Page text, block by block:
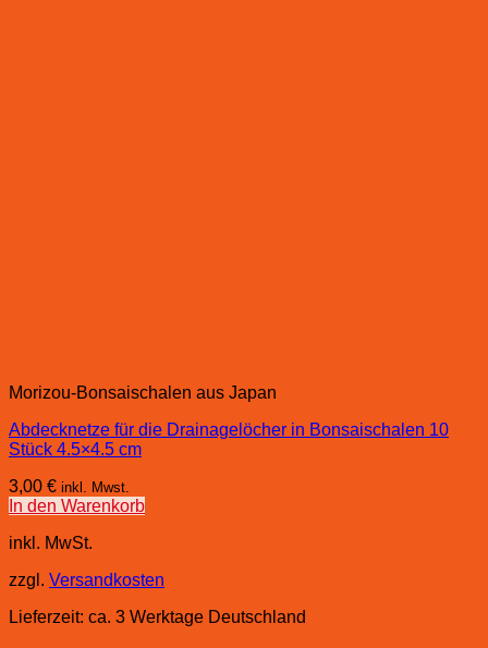
Morizou-Bonsaischalen aus Japan
Abdecknetze für die Drainagelöcher in Bonsaischalen 10
Stück 4.5×4.5 cm
3,00 € inkl. Mwst.
In den Warenkorb
inkl. MwSt.
zzgl. Versandkosten
Lieferzeit: ca. 3 Werktage Deutschland